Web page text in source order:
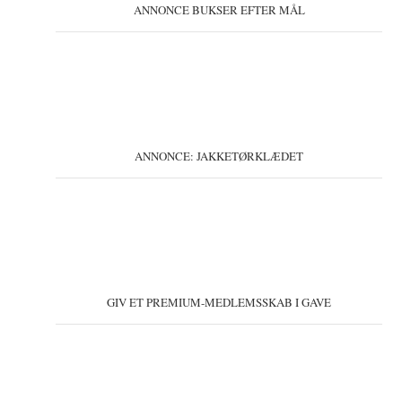
ANNONCE BUKSER EFTER MÅL
ANNONCE: JAKKETØRKLÆDET
GIV ET PREMIUM-MEDLEMSSKAB I GAVE